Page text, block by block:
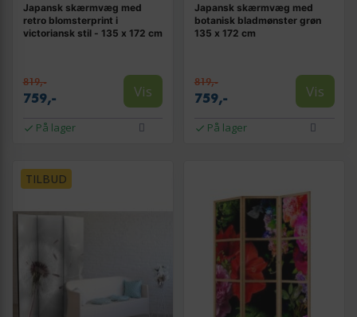
Japansk skærmvæg med
retro blomsterprint i
victoriansk stil - 135 x 172 cm
819,-
759,- Vis
På lager
Japansk skærmvæg med
botanisk bladmønster grøn
135 x 172 cm
819,-
759,- Vis
På lager
TILBUD